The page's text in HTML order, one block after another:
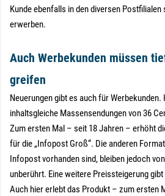
Kunde ebenfalls in den diversen
erwerben.
Auch Werbekunden müssen
greifen
Neuerungen gibt es auch für
inhaltsgleiche Massensendungen von 36
Zum ersten Mal – seit 18 Jahren – erhöht
für die „Infopost Groß“. Die anderen
Infopost vorhanden sind, bleiben jedoch
unberührt. Eine weitere Preissteigerung
Auch hier erlebt das Produkt – zum ersten